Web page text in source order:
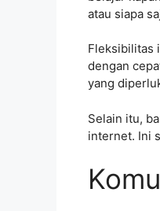
atau siapa
Fleksibilitas
dengan
yang
Selain itu,
internet. Ini